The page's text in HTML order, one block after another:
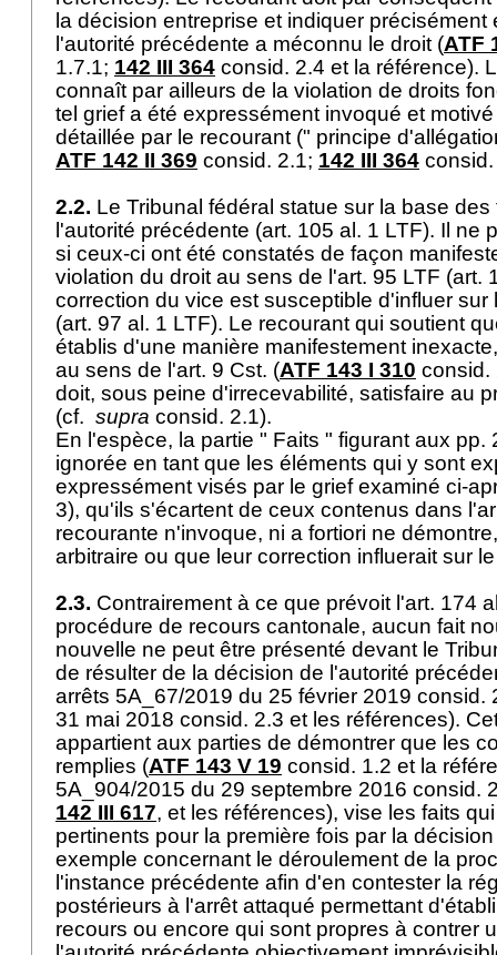
la décision entreprise et indiquer précisément
l'autorité précédente a méconnu le droit (ATF
1.7.1; 142 III 364 consid. 2.4 et la référence).
connaît par ailleurs de la violation de droits
tel grief a été expressément invoqué et
détaillée par le recourant (" principe
ATF 142 II 369 consid. 2.1; 142 III 364
2.2. Le Tribunal fédéral statue sur la base
l'autorité précédente (art. 105 al. 1 LTF). Il ne
si ceux-ci ont été constatés de façon
violation du droit au sens de l'art. 95 LTF (art.
correction du vice est susceptible d'influer sur
(art. 97 al. 1 LTF). Le recourant qui soutient
établis d'une manière manifestement
au sens de l'art. 9 Cst. (ATF 143 I 310 consid.
doit, sous peine d'irrecevabilité, satisfaire au
(cf. supra consid. 2.1).
En l'espèce, la partie " Faits " figurant aux pp.
ignorée en tant que les éléments qui y sont
expressément visés par le grief examiné ci-
3), qu'ils s'écartent de ceux contenus dans
recourante n'invoque, ni a fortiori ne
arbitraire ou que leur correction influerait sur
2.3. Contrairement à ce que prévoit l'art. 174
procédure de recours cantonale, aucun fait
nouvelle ne peut être présenté devant le
de résulter de la décision de l'autorité
arrêts 5A_67/2019 du 25 février 2019 consid.
31 mai 2018 consid. 2.3 et les références).
appartient aux parties de démontrer que les
remplies (ATF 143 V 19 consid. 1.2 et la
5A_904/2015 du 29 septembre 2016 consid.
142 III 617, et les références), vise les faits
pertinents pour la première fois par la
exemple concernant le déroulement de la
l'instance précédente afin d'en contester la
postérieurs à l'arrêt attaqué permettant
recours ou encore qui sont propres à contrer